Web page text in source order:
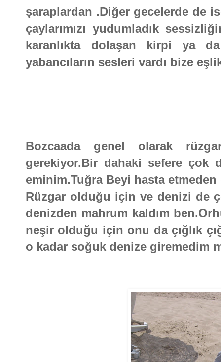
şaraplardan .Diğer gecelerde de
çaylarımızı yudumladık
karanlıkta dolaşan kirpi ya
yabancıların sesleri vardı bize
Bozcaada genel olarak
gerekiyor.Bir dahaki sefere çok
eminim.Tuğra Beyi hasta
Rüzgar olduğu için ve denizi de
denizden mahrum kaldım
neşir olduğu için onu da çığlık
o kadar soğuk denize giremedim